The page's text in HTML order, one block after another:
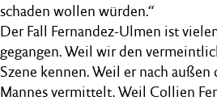
schaden wollen würden.“
Der Fall Fernandez-Ulmen ist
gegangen. Weil wir den
Szene kennen. Weil er nach
Mannes vermittelt. Weil Collien